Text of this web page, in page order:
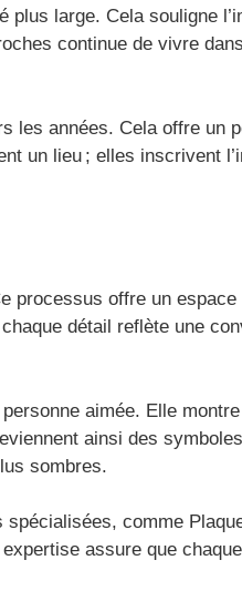
plus large. Cela souligne
continue de vivre
les années. Cela offre un
un lieu ; elles inscrivent
processus offre un
détail reflète une
aimée. Elle
ainsi des
sombres.
comme
assure que